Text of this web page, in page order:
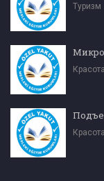
Туризм
Красота
Красота